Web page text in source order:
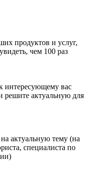
продуктов и услуг,
чем 100 раз
интересующему вас
актуальную для
актуальную тему (на
специалиста по